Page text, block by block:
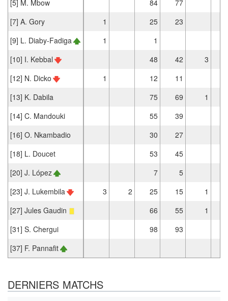
[5] M. Mbow 84
77
[7] A. Gory
1 25
23
[9] L. Diaby-Fadiga
1
1
[10] I. Kebbal
48 42
3
[12] N. Dicko
1 12
11
[13] K. Dabila
75 69
1
[14] C. Mandouki
55
39
[16] O. Nkambadio
30
27
[18] L. Doucet
53
45
[20] J. López
7
5
[23] J. Lukembila
3 2 25 15
1
[27] Jules Gaudin
66 55
1
[31] S. Chergui
98
93
[37] F. Pannafit
DERNIERS MATCHS